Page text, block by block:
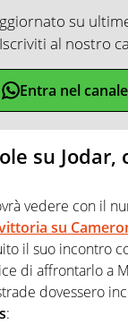
su
al nostro
Entra nel
su
vedere con il
su
il suo incontro
di affrontarlo a
dovessero
: